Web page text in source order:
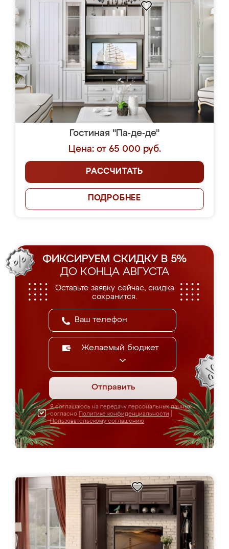
Гостиная "Па-де-де"
Цена: от 65 000 руб.
РАССЧИТАТЬ
ПОДРОБНЕЕ
ФИКСИРУЕМ СКИДКУ В 5%
ДО КОНЦА АВГУСТА
Оставьте заявку сейчас, скидка
сохранится.
Желаемый бюджет
Отправить
Я соглашаюсь на передачу персональных данных
согласно Политике конфиденциальности
Пользовательскому соглашению